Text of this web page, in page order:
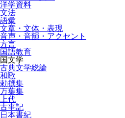
洋学資料
文法
語彙
文章・文体・表現
音声・音韻・アクセント
方言
国語教育
国文学
古典文学総論
和歌
勅撰集
万葉集
上代
古事記
日本書紀